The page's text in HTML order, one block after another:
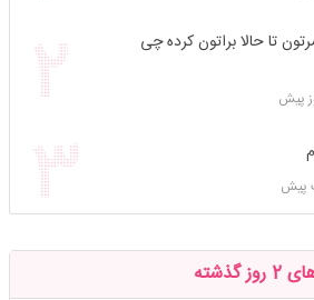
تا حالا براتون کرده چی